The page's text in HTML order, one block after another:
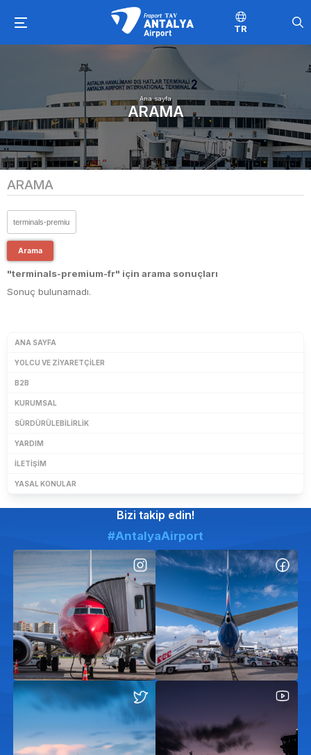
TR
Ana sayfa
ARAMA
ARAMA
Arama
"terminals-premium-fr" için arama sonuçları
Sonuç bulunamadı.
ANA SAYFA
YOLCU VE ZIYARETÇILER
B2B
KURUMSAL
SÜRDÜRÜLEBILIRLIK
YARDIM
İLETIŞIM
YASAL KONULAR
Bizi takip edin!
#AntalyaAirport